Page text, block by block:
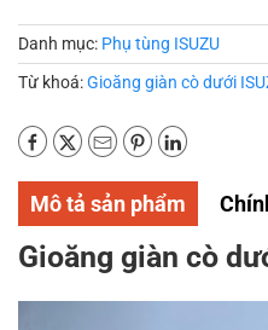
Danh mục: Phụ tùng ISUZU
Từ khoá:Gioăng giàn cò dưới
Mô tả sản phẩm
Gioăng giàn cò